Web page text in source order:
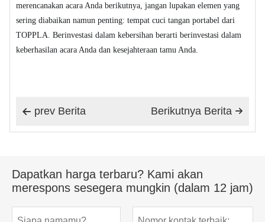
merencanakan acara Anda berikutnya, jangan lupakan elemen yang
sering diabaikan namun penting: tempat cuci tangan portabel dari
TOPPLA. Berinvestasi dalam kebersihan berarti berinvestasi dalam
keberhasilan acara Anda dan kesejahteraan tamu Anda.
 prev Berita 
Berikutnya Berita
Dapatkan harga terbaru? Kami akan
merespons sesegera mungkin (dalam 12 jam)